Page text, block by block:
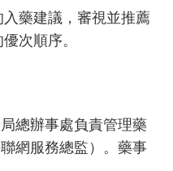
藥建議，審視並推薦
次順序。
總辦事處負責管理藥
網服務總監）。藥事